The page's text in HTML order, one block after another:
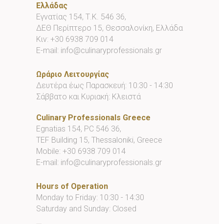
Ελλάδας
Εγνατίας 154, Τ.Κ. 546 36,
ΔΕΘ Περίπτερο 15, Θεσσαλονίκη, Ελλάδα
Κιν: +30 6938 709 014
E-mail: info@culinaryprofessionals.gr
Ωράριο Λειτουργίας
Δευτέρα έως Παρασκευή: 10:30 - 14:30
Σάββατο και Κυριακή: Κλειστά
Culinary Professionals Greece
Egnatias 154, PC 546 36,
TEF Building 15, Thessaloniki, Greece
Mobile: +30 6938 709 014
E-mail: info@culinaryprofessionals.gr
Hours of Operation
Monday to Friday: 10:30 - 14:30
Saturday and Sunday: Closed